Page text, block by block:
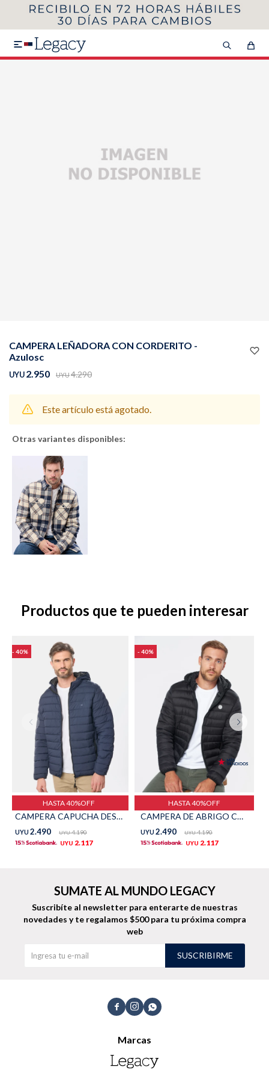

CAMPERA LEÑADORA CON CORDERITO -
Azulosc
UYU2.950 UYU4.290
Este artículo está agotado.
Otras variantes disponibles:
Productos que te pueden interesar
40
HASTA 40%OFF
CAMPERA CAPUCHA DESMONTABLE - Azul
UYU 2.490 UYU 4.190
UYU 2.117
40
HASTA 40%OFF
CAMPERA DE ABRIGO CAPITONEADA - Negro
UYU 2.490 UYU 4.190
UYU 2.117
  
Marcas
SUMATE AL MUNDO LEGACY
Suscribíte al newsletter para enterarte de nuestras
novedades y te regalamos $500 para tu próxima compra
web
SUSCRIBIRME
MI CUENTA
VER COLECCIÓN DE HOMBRE
Camperas Chalecos
Canguros
Sacos Calzado
Bolsos y valijas Accesorios
TALLES GRANDES Uniformes empresariales
Quiero ser parte Canjear mis puntos
Envíos, cambios y devoluciones